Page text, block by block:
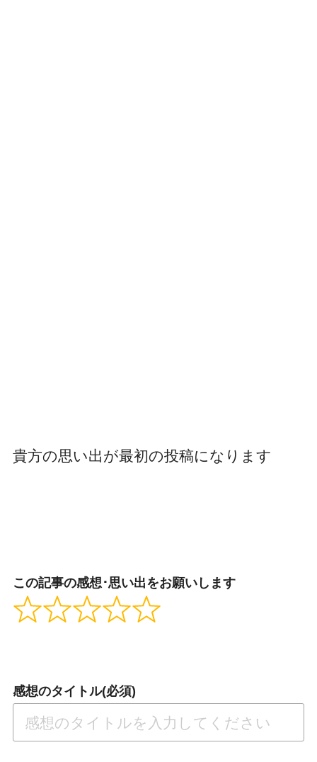
貴方の思い出が最初の投稿になります
この記事の感想･思い出をお願いします
感想のタイトル(必須)